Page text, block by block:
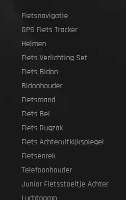
Fietsnavigatie
GPS Fiets Tracker
Helmen
Fiets Verlichting Set
Fiets Bidon
Bidonhouder
Fietsmand
Fiets Bel
Fiets Rugzak
Fiets Achteruitkijkspiegel
Fietsenrek
Telefoonhouder
Junior Fietsstoeltje Achter